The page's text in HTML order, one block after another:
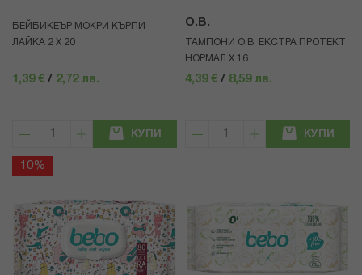
БЕЙБИКЕЪР МОКРИ КЪРПИ
ЛАЙКА 2 Х 20
1,39 € / 2,72 лв.
КУПИ
O.B.
ТАМПОНИ О.В. ЕКСТРА ПРОТЕКТ
НОРМАЛ Х 16
4,39 € / 8,59 лв.
КУПИ
10%